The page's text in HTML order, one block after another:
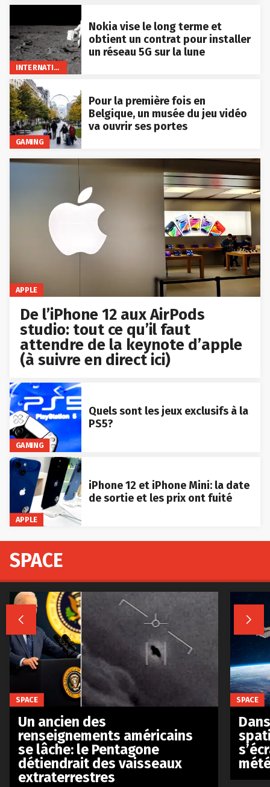
INTERNATIONAL
Nokia vise le long terme et
obtient un contrat pour installer
un réseau 5G sur la lune
GAMING
Pour la première fois en
Belgique, un musée du jeu vidéo
va ouvrir ses portes
APPLE
De l’iPhone 12 aux AirPods
studio: tout ce qu’il faut
attendre de la keynote d’apple
(à suivre en direct ici)
GAMING
Quels sont les jeux exclusifs à la
PS5?
APPLE
iPhone 12 et iPhone Mini: la date
de sortie et les prix ont fuité
SPACE
 
SPACE
Un ancien des
renseignements américains
se lâche: le Pentagone
détiendrait des vaisseaux
extraterrestres
SPACE